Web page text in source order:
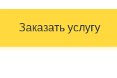
Заказать услугу